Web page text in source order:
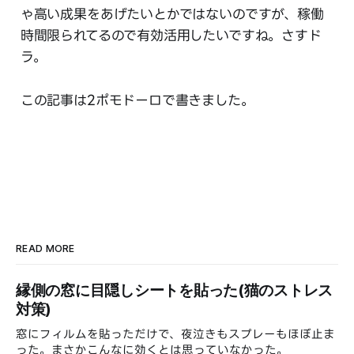
ゃ高い成果をあげたいとかではないのですが、稼働
時間限られてるので有効活用したいですね。さすド
ラ。
この記事は2ポモドーロで書きました。
READ MORE
縁側の窓に目隠しシートを貼った(猫のストレス
対策)
窓にフィルムを貼っただけで、夜泣きもスプレーもほぼ止ま
った。まさかこんなに効くとは思っていなかった。